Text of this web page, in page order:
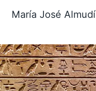
María José Almudí